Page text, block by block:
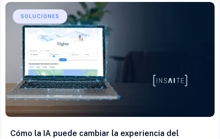
SOLUCIONES
Cómo la IA puede cambiar la experiencia del